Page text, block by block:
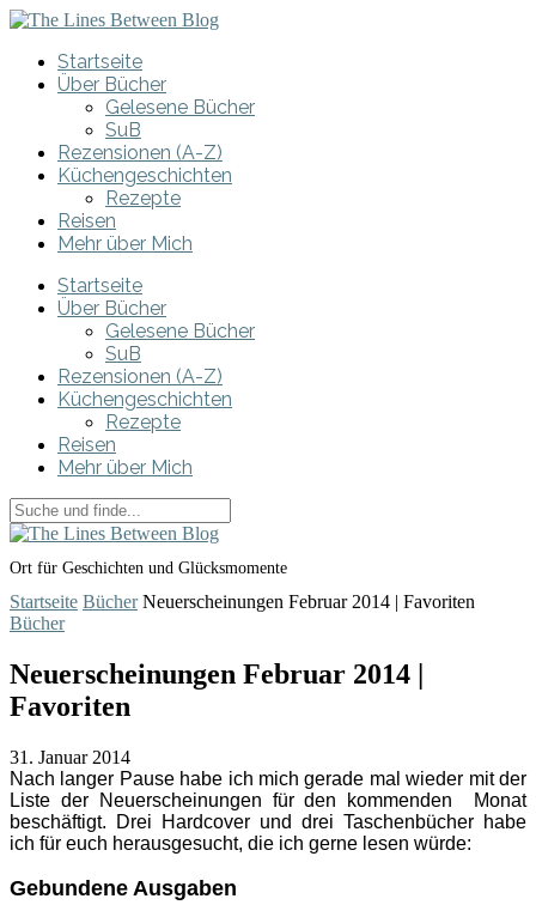
Startseite
Über Bücher
Gelesene Bücher
SuB
Rezensionen (A-Z)
Küchengeschichten
Rezepte
Reisen
Mehr über Mich
Startseite
Über Bücher
Gelesene Bücher
SuB
Rezensionen (A-Z)
Küchengeschichten
Rezepte
Reisen
Mehr über Mich
Ort für Geschichten und Glücksmomente
Startseite Bücher Neuerscheinungen Februar 2014 | Favoriten
Bücher
Neuerscheinungen Februar 2014 |
Favoriten
31. Januar 2014
Nach langer Pause habe ich mich gerade mal wieder mit der
Liste der Neuerscheinungen für den kommenden Monat
beschäftigt. Drei Hardcover und drei Taschenbücher habe
ich für euch herausgesucht, die ich gerne lesen würde:
Gebundene Ausgaben